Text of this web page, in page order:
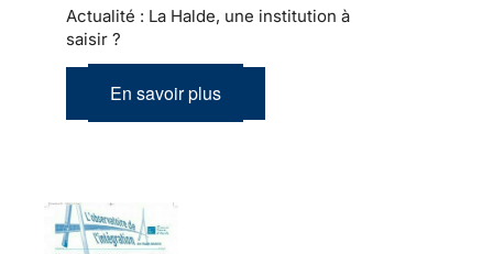
Actualité : La Halde, une institution à
saisir ?
En savoir plus